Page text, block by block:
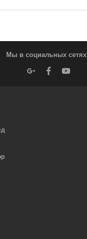
Мы в социальных сетях